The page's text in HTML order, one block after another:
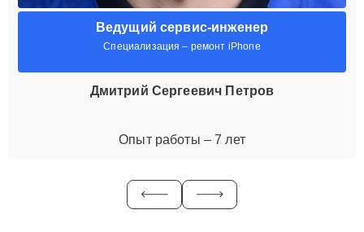
Ведущий сервис-инженер
Специализация – ремонт iPhone
Дмитрий Сергеевич Петров
Опыт работы – 7 лет